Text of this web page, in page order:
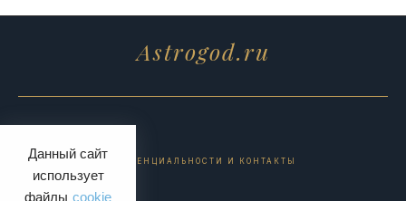
Данный сайт
использует
файлы cookie
Astrogod.ru
ПОЛИТИКА КОНФИДЕНЦИАЛЬНОСТИ И КОНТАКТЫ